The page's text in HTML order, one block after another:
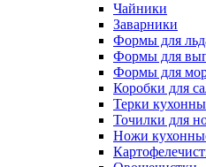
Чайники
Заварники
Формы для
Формы для
Формы для
Коробки для
Терки
Точилки для
Ножи